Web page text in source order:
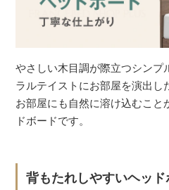
やさしい木目調が際立つシンプ
ラルテイストにお部屋を演出し
お部屋にも自然に溶け込むこと
ドボードです。
背もたれしやすいヘッド